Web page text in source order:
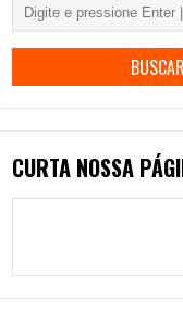
CURTA NOSSA